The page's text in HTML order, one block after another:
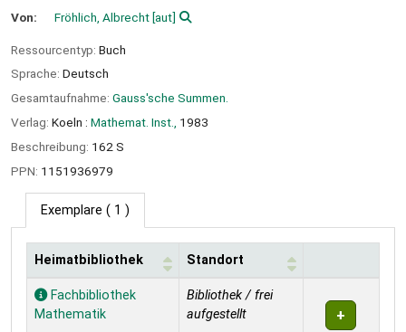
Von: Fröhlich, Albrecht[aut]
Ressourcentyp: Buch
Sprache: Deutsch
Gesamtaufnahme: Gauss'sche Summen.
Verlag: Koeln : Mathemat. Inst.,
1983
Beschreibung: 162 S
PPN: 1151936979
Exemplare ( 1 )
Exemplare
Heimatbibliothek Standort
Fachbibliothek
Mathematik
Bibliothek / frei
aufgestellt